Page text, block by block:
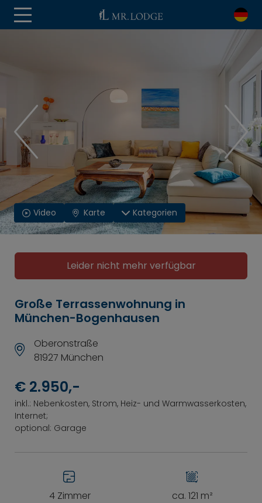
Video Karte Kategorien
Leider nicht mehr verfügbar
Große Terrassenwohnung in
München-Bogenhausen
Oberonstraße
81927 München
€ 2.950,-
inkl.: Nebenkosten, Strom, Heiz- und Warmwasserkosten,
Internet;
optional: Garage
4 Zimmer ca. 121 m²